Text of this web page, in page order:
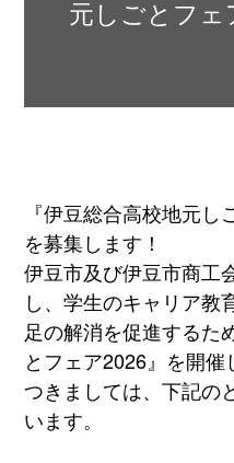
元しごとフェ
『伊豆総合高校地元
を募集します！
伊豆市及び伊豆市商工
し、学生のキャリア教
足の解消を促進するた
とフェア2026』を開催
つきましては、下記の
います。